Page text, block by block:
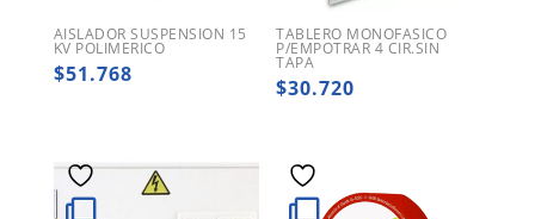
AISLADOR SUSPENSION 15
KV POLIMERICO
$51.768
TABLERO MONOFASICO
P/EMPOTRAR 4 CIR.SIN
TAPA
$30.720